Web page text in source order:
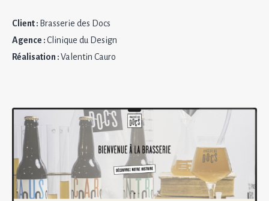
Client: Brasserie des Docs
Agence :Clinique du Design
Réalisation :Valentin Cauro